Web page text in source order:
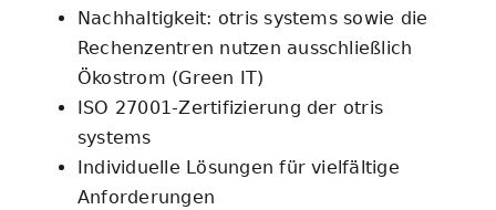
Nachhaltigkeit: otris systems sowie die
Rechenzentren nutzen ausschließlich
Ökostrom (Green IT)
ISO 27001-Zertifizierung der otris
systems
Individuelle Lösungen für vielfältige
Anforderungen